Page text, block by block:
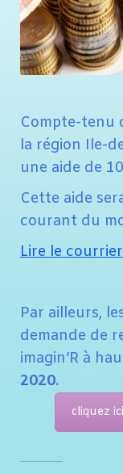
Compte-tenu
la région Ile-
une aide de
Cette aide
courant du
Lire le
Par ailleurs,
demande de
imagin’R à
2020.
cliquez